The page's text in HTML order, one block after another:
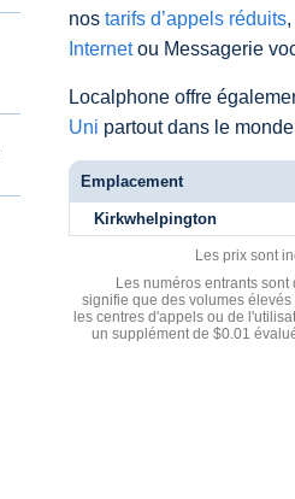
nos tarifs d’appels réduits
Internetou Messagerie
Localphone offre
Uni partout dans le
Emplacement
Kirkwhelpington
Les prix sont
Les numéros entrants
signifie que des volumes
les centres d'appels ou de
un supplément de $0.01